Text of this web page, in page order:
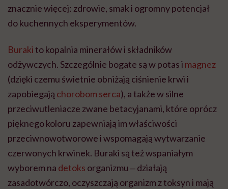
znacznie więcej: zdrowie, smak i ogromny potencjał
do kuchennych eksperymentów.
Burakito kopalnia minerałów i składników
odżywczych. Szczególnie bogate są w potas i magnez
(dzięki czemu świetnie obniżają ciśnienie krwi i
zapobiegają chorobom serca), a także w silne
przeciwutleniacze zwane betacyjanami, które oprócz
pięknego koloru zapewniają im właściwości
przeciwnowotworowe i wspomagają wytwarzanie
czerwonych krwinek. Buraki są też wspaniałym
wyborem na detoks organizmu ‒ działają
zasadotwórczo, oczyszczają organizm z toksyn i mają